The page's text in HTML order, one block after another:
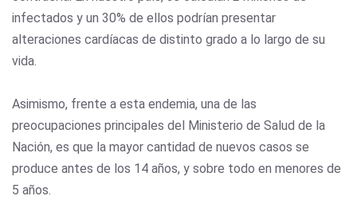
infectados y un 30% de ellos podrían presentar
alteraciones cardíacas de distinto grado a lo largo de su
vida.
Asimismo, frente a esta endemia, una de las
preocupaciones principales del Ministerio de Salud de la
Nación, es que la mayor cantidad de nuevos casos se
produce antes de los 14 años, y sobre todo en menores de
5 años.